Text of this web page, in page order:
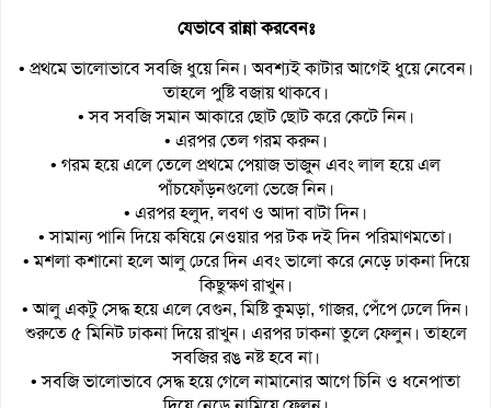
যেভাবে রান্না করবেনঃ
• প্রথমে ভালোভাবে সবজি ধুয়ে নিন। অবশ্যই কাটার আগেই ধুয়ে নেবেন।
তাহলে পুষ্টি বজায় থাকবে।
• সব সবজি সমান আকারে ছোট ছোট করে কেটে নিন।
• এরপর তেল গরম করুন।
• গরম হয়ে এলে তেলে প্রথমে পেয়াজ ভাজুন এবং লাল হয়ে এল
পাঁচফোঁড়নগুলো ভেজে নিন।
• এরপর হলুদ, লবণ ও আদা বাটা দিন।
• সামান্য পানি দিয়ে কষিয়ে নেওয়ার পর টক দই দিন পরিমাণমতো।
• মশলা কশানো হলে আলু ঢেরে দিন এবং ভালো করে নেড়ে ঢাকনা দিয়ে
কিছুক্ষণ রাখুন।
• আলু একটু সেদ্ধ হয়ে এলে বেগুন, মিষ্টি কুমড়া, গাজর, পেঁপে ঢেলে দিন।
শুরুতে ৫ মিনিট ঢাকনা দিয়ে রাখুন। এরপর ঢাকনা তুলে ফেলুন। তাহলে
সবজির রঙ নষ্ট হবে না।
• সবজি ভালোভাবে সেদ্ধ হয়ে গেলে নামানোর আগে চিনি ও ধনেপাতা